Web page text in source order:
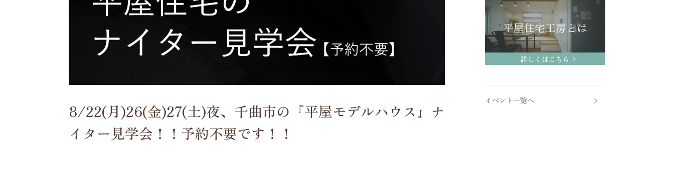
8/22(月)26(金)27(土)夜、千曲市の『平屋モデルハウス』ナ
イター見学会！！予約不要です！！
平屋住宅工房とは
詳しくはこちら
イベント一覧へ